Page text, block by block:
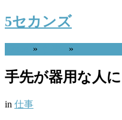
5セカンズ
» »
手先が器用な人
in 仕事